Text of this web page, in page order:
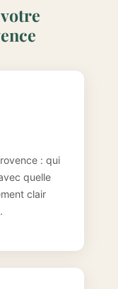
: qui
quelle
clair